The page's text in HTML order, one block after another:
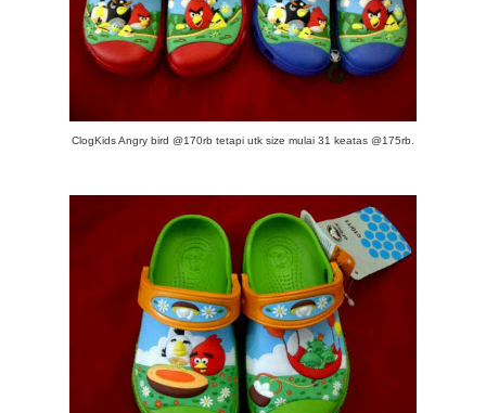
ClogKids Angry bird @170rb tetapi utk size mulai 31 keatas @175rb.